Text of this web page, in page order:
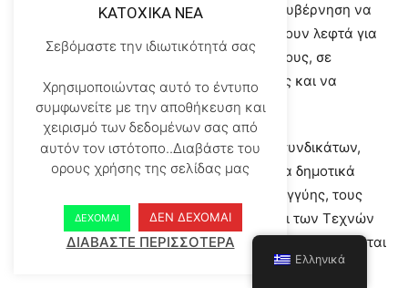
Μακρόνησο! Αν σταματήσει η κυβέρνηση να
ξεπληρώνει το χρέος θα υπάρξουν λεφτά για
να υποδεχτούμε ανθρώπινα όλους, σε
αξιοπρεπείς χώρους φιλοξενίας και να
ανοίξουν δουλειές για όλους!
Χαιρετίζουμε τις δεκάδες των συνδικάτων,
τους φοιτητικούς συλλόγους, τα δημοτικά
συμβούλια, τις κινήσεις αλληλεγγύης, τους
ανθρώπους των Γραμμάτων και των Τεχνών
και όλες τις συλλογικότητες, που ετοιμάζονται
KATOXIKA NEA
Σεβόμαστε την ιδιωτικότητά σας
Χρησιμοποιώντας αυτό το έντυπο
συμφωνείτε με την αποθήκευση και
χειρισμό των δεδομένων σας από
αυτόν τον ιστότοπο..Διαβάστε του
ορους χρήσης της σελίδας μας
ΔΕΧΟΜΑΙ ΔΕΝ ΔΕΧΟΜΑΙ
ΔΙΑΒΑΣΤΕ ΠΕΡΙΣΣΟΤΕΡΑ
Ελληνικά